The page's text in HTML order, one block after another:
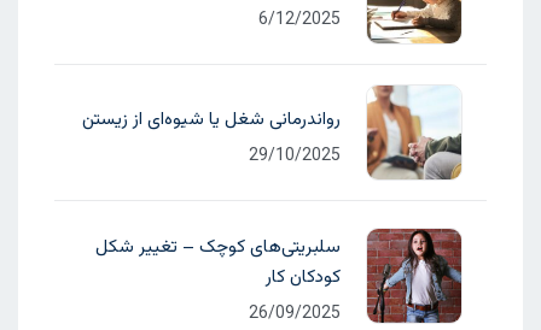
6/12/2025
رواندرمانی شغل یا شیوه‌ای از زیستن
29/10/2025
سلبریتی‌های کوچک – تغییر شکل
کودکان کار
26/09/2025